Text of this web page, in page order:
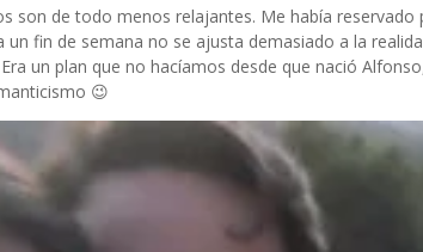
son de todo menos relajantes. Me había reservado
fin de semana no se ajusta demasiado a la
Era un plan que no hacíamos desde que nació
😉